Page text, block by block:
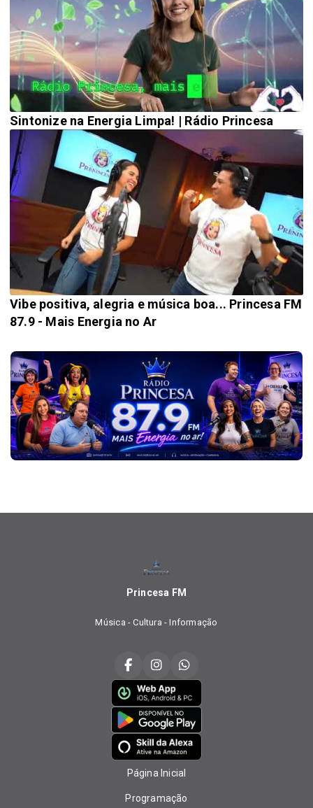
Sintonize na Energia Limpa! | Rádio Princesa
Vibe positiva, alegria e música boa... Princesa FM
87.9 - Mais Energia no Ar
Princesa FM
Música - Cultura - Informação
Página Inicial
Programação